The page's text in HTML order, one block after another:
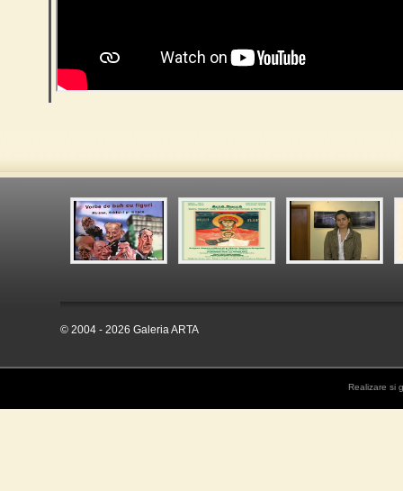
© 2004 - 2026 Galeria ARTA
Realizare si